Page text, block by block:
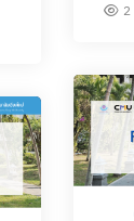
2